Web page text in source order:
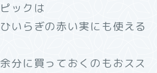
ックは
いらぎの赤い実にも使える
分に買っておくのもおスス